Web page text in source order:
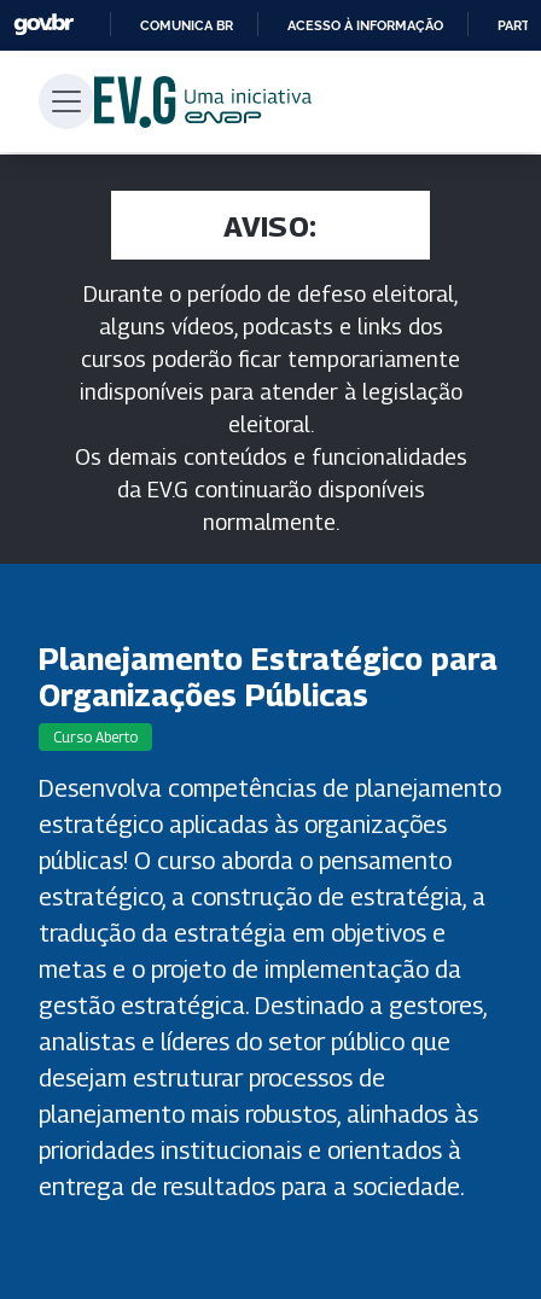
PARA
CONTEÚDO
COMUNICA BR ACESSO À INFORMAÇÃO
AVISO:
Durante o período de defeso eleitoral,
alguns vídeos, podcasts e links dos
cursos poderão ficar temporariamente
indisponíveis para atender à legislação
eleitoral.
Os demais conteúdos e funcionalidades
da EV.G continuarão disponíveis
normalmente.
Planejamento Estratégico para
Organizações Públicas
Curso Aberto
Desenvolva competências de planejamento
estratégico aplicadas às organizações
públicas! O curso aborda o pensamento
estratégico, a construção de estratégia, a
tradução da estratégia em objetivos e
metas e o projeto de implementação da
gestão estratégica. Destinado a gestores,
analistas e líderes do setor público que
desejam estruturar processos de
planejamento mais robustos, alinhados às
prioridades institucionais e orientados à
entrega de resultados para a sociedade.